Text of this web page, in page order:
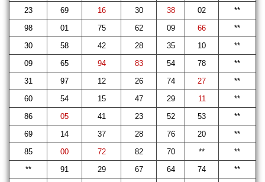
23
69 16 30 38 02
**
98
01 75 62 09 66
**
30
58 42 28 35 10
**
09
65 94 83 54 78
**
31
97 12 26 74 27
**
60
54 15 47 29 11
**
86
05 41 23 52 53
**
69
14 37 28 76 20
**
85
00 72 82 70 **
**
**
91 29 67 64 74
**